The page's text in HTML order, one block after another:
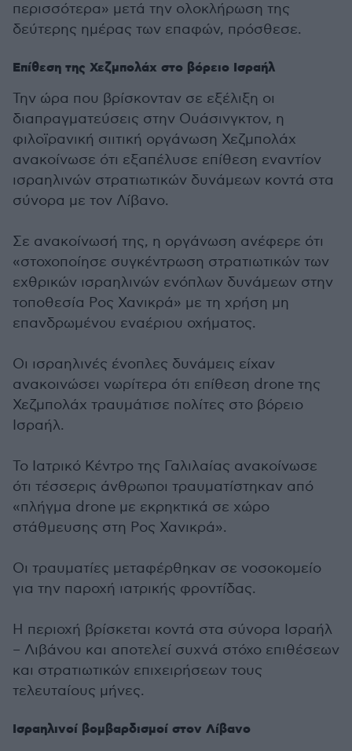
περισσότερα» μετά την ολοκλήρωση της
δεύτερης ημέρας των επαφών, πρόσθεσε.
Επίθεση της Χεζμπολάχ στο βόρειο Ισραήλ
Την ώρα που βρίσκονταν σε εξέλιξη οι
διαπραγματεύσεις στην Ουάσινγκτον, η
φιλοϊρανική σιιτική οργάνωση Χεζμπολάχ
ανακοίνωσε ότι εξαπέλυσε επίθεση εναντίον
ισραηλινών στρατιωτικών δυνάμεων κοντά στα
σύνορα με τον Λίβανο.
Σε ανακοίνωσή της, η οργάνωση ανέφερε ότι
«στοχοποίησε συγκέντρωση στρατιωτικών των
εχθρικών ισραηλινών ενόπλων δυνάμεων στην
τοποθεσία Ρος Χανικρά» με τη χρήση μη
επανδρωμένου εναέριου οχήματος.
Οι ισραηλινές ένοπλες δυνάμεις είχαν
ανακοινώσει νωρίτερα ότι επίθεση drone της
Χεζμπολάχ τραυμάτισε πολίτες στο βόρειο
Ισραήλ.
Το Ιατρικό Κέντρο της Γαλιλαίας ανακοίνωσε
ότι τέσσερις άνθρωποι τραυματίστηκαν από
«πλήγμα drone με εκρηκτικά σε χώρο
στάθμευσης στη Ρος Χανικρά».
Οι τραυματίες μεταφέρθηκαν σε νοσοκομείο
για την παροχή ιατρικής φροντίδας.
Η περιοχή βρίσκεται κοντά στα σύνορα Ισραήλ
– Λιβάνου και αποτελεί συχνά στόχο επιθέσεων
και στρατιωτικών επιχειρήσεων τους
τελευταίους μήνες.
Ισραηλινοί βομβαρδισμοί στον Λίβανο